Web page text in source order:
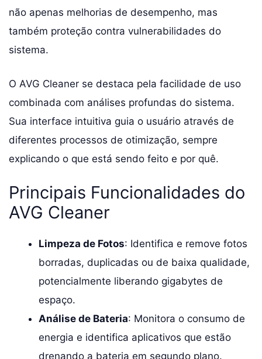
não apenas melhorias de desempenho, mas
também proteção contra vulnerabilidades do
sistema.
O AVG Cleaner se destaca pela facilidade de uso
combinada com análises profundas do sistema.
Sua interface intuitiva guia o usuário através de
diferentes processos de otimização, sempre
explicando o que está sendo feito e por quê.
Principais Funcionalidades do
AVG Cleaner
Limpeza de Fotos: Identifica e remove fotos
borradas, duplicadas ou de baixa qualidade,
potencialmente liberando gigabytes de
espaço.
Análise de Bateria: Monitora o consumo de
energia e identifica aplicativos que estão
drenando a bateria em segundo plano.